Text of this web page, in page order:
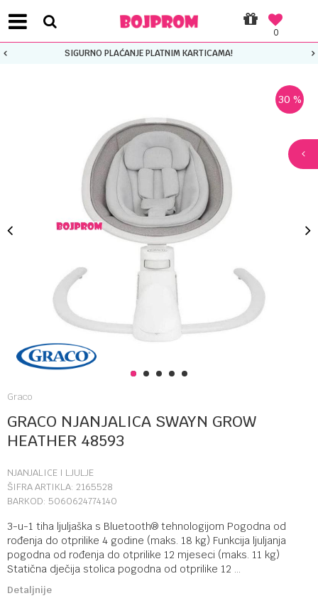
0
PLATI UNICREDIT KARTICOM NA RATE!
1 2 3 4 5
30 %
Graco
GRACO NJANJALICA SWAYN GROW
HEATHER 48593
NJANJALICE I LJULJE
ŠIFRA ARTIKLA: 2165528
BARKOD: 5060624774140
3-u-1 tiha ljuljaška s Bluetooth® tehnologijom Pogodna od
rođenja do otprilike 4 godine (maks. 18 kg) Funkcija ljuljanja
pogodna od rođenja do otprilike 12 mjeseci (maks. 11 kg)
Statična dječija stolica pogodna od otprilike 12 ...
Detaljnije